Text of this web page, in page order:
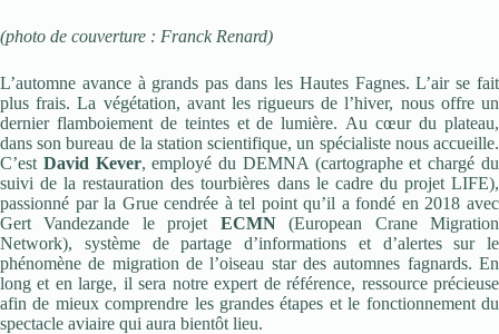
(photo de couverture : Franck Renard)
L’automne avance à grands pas dans les Hautes Fagnes. L’air se fait
plus frais. La végétation, avant les rigueurs de l’hiver, nous offre un
dernier flamboiement de teintes et de lumière. Au cœur du plateau,
dans son bureau de la station scientifique, un spécialiste nous accueille.
C’est David Kever, employé du DEMNA (cartographe et chargé du
suivi de la restauration des tourbières dans le cadre du projet LIFE),
passionné par la Grue cendrée à tel point qu’il a fondé en 2018 avec
Gert Vandezande le projet ECMN(European Crane Migration
Network), système de partage d’informations et d’alertes sur le
phénomène de migration de l’oiseau star des automnes fagnards. En
long et en large, il sera notre expert de référence, ressource précieuse
afin de mieux comprendre les grandes étapes et le fonctionnement du
spectacle aviaire qui aura bientôt lieu.